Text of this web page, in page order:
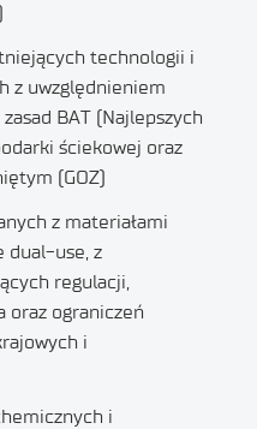
technologii i
z uwzględnieniem
BAT (Najlepszych
ściekowej oraz
(GOZ)
z materiałami
dual-use, z
regulacji,
oraz ograniczeń
i
i